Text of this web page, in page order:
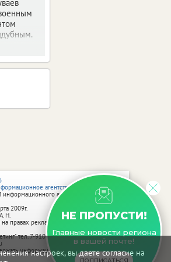
настроек, вы даете согласие на
НЕ ПРОПУСТИ!
Главные новости региона
в вашей почте!
агентство vRossii.ru
агентства vRossii.ru
2009г.
Н.
правах рекламы.
тел. 7-910-267-70-40,
информацию, не предназначенную